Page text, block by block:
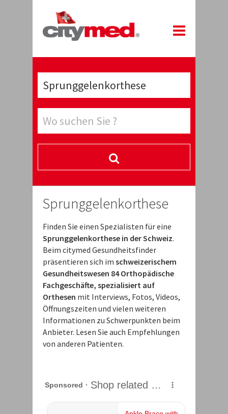
Sprunggelenkorthese
Finden Sie einen Spezialisten für eine
Sprunggelenkorthese in der Schweiz.
Beim citymed Gesundheitsfinder
präsentieren sich im schweizerischem
Gesundheitswesen 84 Orthopädische
Fachgeschäfte, spezialisiert auf
Orthesen mit Interviews, Fotos, Videos,
Öffnungszeiten und vielen weiteren
Informationen zu Schwerpunkten beim
Anbieter. Lesen Sie auch Empfehlungen
von anderen Patienten.